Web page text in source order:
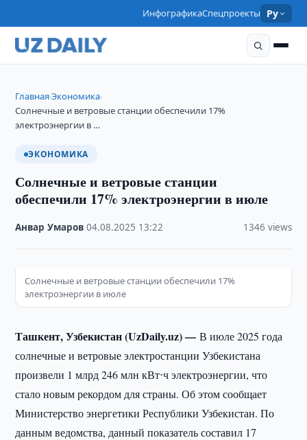
ИнфографикаСпецпроекты Ру
Главная›Экономика›
Солнечные и ветровые станции обеспечили 17%
электроэнергии в …
ЭКОНОМИКА
Солнечные и ветровые станции
обеспечили 17% электроэнергии в июле
Анвар Умаров ·04.08.2025 13:22 1346 views
Солнечные и ветровые станции обеспечили 17%
электроэнергии в июле
Ташкент, Узбекистан (UzDaily.uz) —В июле 2025 года
солнечные и ветровые электростанции Узбекистана
произвели 1 млрд 246 млн кВт⋅ч электроэнергии, что
стало новым рекордом для страны. Об этом сообщает
Министерство энергетики Республики Узбекистан. По
данным ведомства, данный показатель составил 17